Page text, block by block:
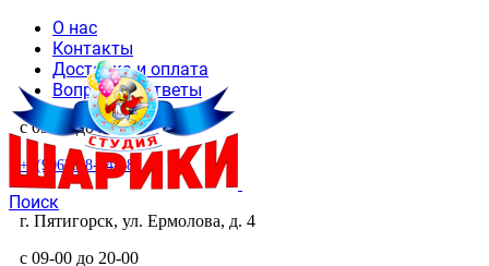
О нас
Контакты
Доставка и оплата
Вопросы и ответы
с 09-00 до 20-00
+7(906)468-44-48
Поиск
г. Пятигорск, ул. Ермолова, д. 4
с 09-00 до 20-00